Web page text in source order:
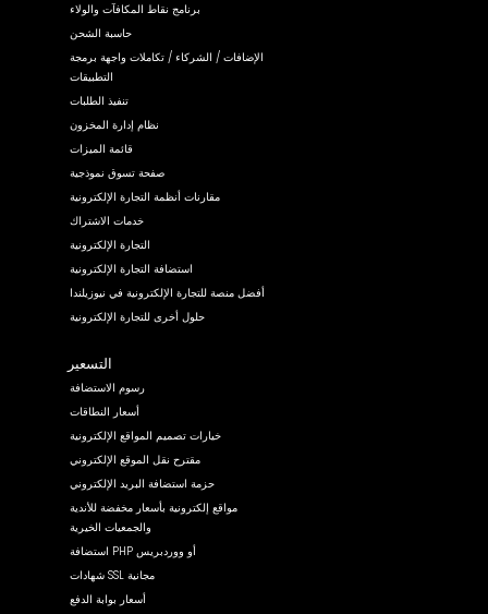
برنامج نقاط المكافآت والولاء
حاسبة الشحن
الإضافات / الشركاء / تكاملات واجهة برمجة
التطبيقات
تنفيذ الطلبات
نظام إدارة المخزون
قائمة الميزات
صفحة تسوق نموذجية
مقارنات أنظمة التجارة الإلكترونية
خدمات الاشتراك
التجارة الإلكترونية
استضافة التجارة الإلكترونية
أفضل منصة للتجارة الإلكترونية في نيوزيلندا
حلول أخرى للتجارة الإلكترونية
التسعير
رسوم الاستضافة
أسعار النطاقات
خيارات تصميم المواقع الإلكترونية
مقترح نقل الموقع الإلكتروني
حزمة استضافة البريد الإلكتروني
مواقع إلكترونية بأسعار مخفضة للأندية
والجمعيات الخيرية
استضافة PHP أو ووردبريس
شهادات SSL مجانية
أسعار بوابة الدفع